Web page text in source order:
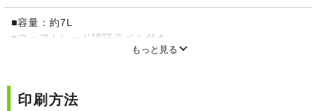
■容量：約7L
■フェアトレード認証ラベル付き
もっと見る
印刷方法